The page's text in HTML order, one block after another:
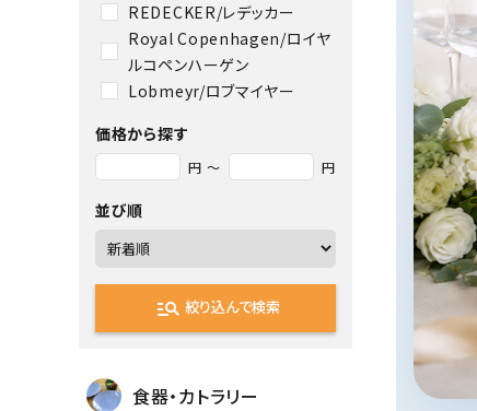
REDECKER/レデッカー
Royal Copenhagen/ロイヤ
ルコペンハーゲン
Lobmeyr/ロブマイヤー
価格から探す
円 ～ 円
並び順
manage_search 絞り込んで検索
食器・カトラリー